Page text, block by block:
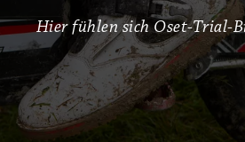
Hier fühlen sich Oset-Trial-